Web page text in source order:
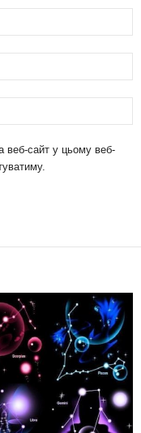
веб-сайт у цьому веб-